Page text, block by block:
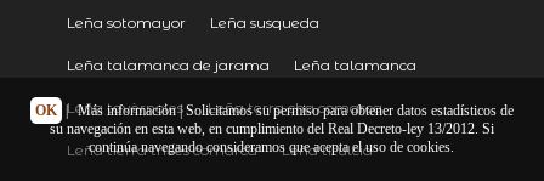
Leña sotomayor Leña susqueda
Leña talamanca de jarama Leña talamanca
Leña tavèrnoles Leña terra cha comarca
Leña tierra trives comarca Leña titulcia
OK | Más información| Solicitamos su permiso para obtener datos estadísticos de
su navegación en esta web, en cumplimiento del Real Decreto-ley 13/2012. Si
continúa navegando consideramos que acepta el uso de cookies.